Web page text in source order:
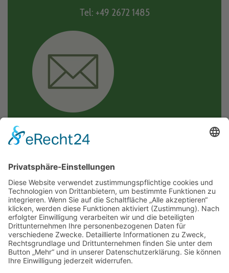
Tel: +49 2672 1485
Mail: moselkern@vgcochem.de
Wir freuen uns auf Ihre
Nachricht!